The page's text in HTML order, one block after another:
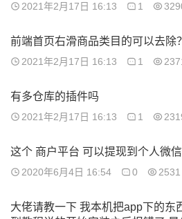
2021年2月17日 16:13 1
前端首页右滑商品类目的可以去除？
2021年2月17日 16:13 1
有多仓库的插件吗
2021年2月17日 16:13 1
这个 商户平台 可以提现到个人微
2020年6月4日 16:54 0 2531
大佬请教一下 我本机把app下的东